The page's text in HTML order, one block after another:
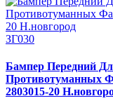
ЗГ030
Бампер Передний
Противотуманных
2803015-20